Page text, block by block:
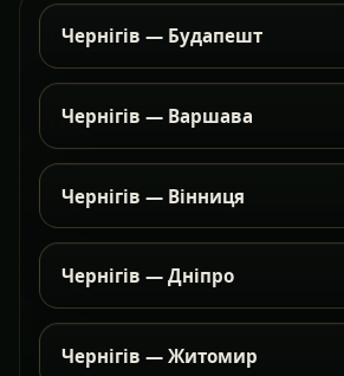
Чернігів — Будапешт
Чернігів — Варшава
Чернігів — Вінниця
Чернігів — Дніпро
Чернігів — Житомир